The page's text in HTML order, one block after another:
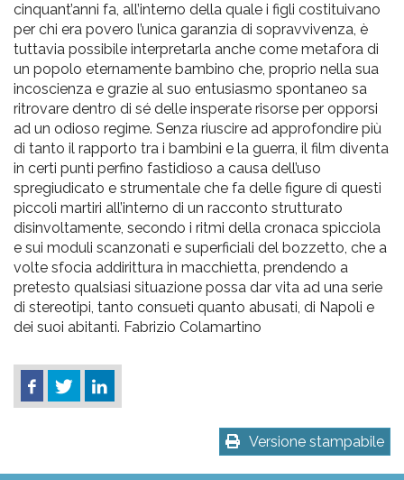
cinquant’anni fa, all’interno della quale i figli costituivano
per chi era povero l’unica garanzia di sopravvivenza, è
tuttavia possibile interpretarla anche come metafora di
un popolo eternamente bambino che, proprio nella sua
incoscienza e grazie al suo entusiasmo spontaneo sa
ritrovare dentro di sé delle insperate risorse per opporsi
ad un odioso regime. Senza riuscire ad approfondire più
di tanto il rapporto tra i bambini e la guerra, il film diventa
in certi punti perfino fastidioso a causa dell’uso
spregiudicato e strumentale che fa delle figure di questi
piccoli martiri all’interno di un racconto strutturato
disinvoltamente, secondo i ritmi della cronaca spicciola
e sui moduli scanzonati e superficiali del bozzetto, che a
volte sfocia addirittura in macchietta, prendendo a
pretesto qualsiasi situazione possa dar vita ad una serie
di stereotipi, tanto consueti quanto abusati, di Napoli e
dei suoi abitanti. Fabrizio Colamartino
Versione stampabile